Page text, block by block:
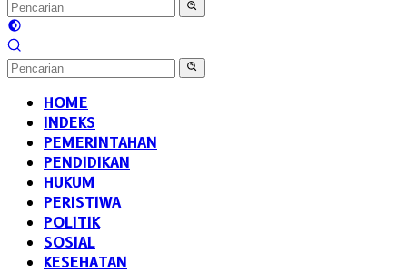
HOME
INDEKS
PEMERINTAHAN
PENDIDIKAN
HUKUM
PERISTIWA
POLITIK
SOSIAL
KESEHATAN